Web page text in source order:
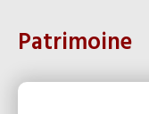
Patrimoine